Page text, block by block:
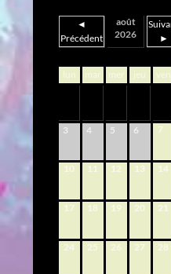
◄
Précédent
août
2026
►
lun mar mer jeu ven
3 4 5 6 7
10 11 12 13 14
17 18 19 20 21
24 25 26 27 28